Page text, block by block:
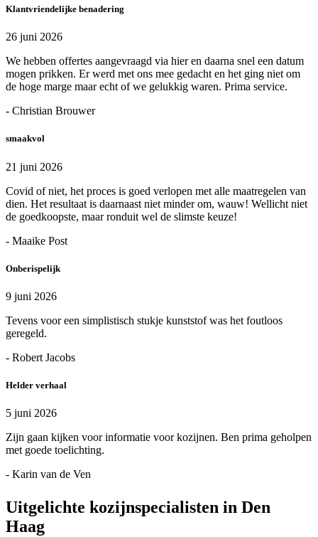
Klantvriendelijke benadering
26 juni 2026
We hebben offertes aangevraagd via hier en daarna snel een datum
mogen prikken. Er werd met ons mee gedacht en het ging niet om
de hoge marge maar echt of we gelukkig waren. Prima service.
- Christian Brouwer
smaakvol
21 juni 2026
Covid of niet, het proces is goed verlopen met alle maatregelen van
dien. Het resultaat is daarnaast niet minder om, wauw! Wellicht niet
de goedkoopste, maar ronduit wel de slimste keuze!
- Maaike Post
Onberispelijk
9 juni 2026
Tevens voor een simplistisch stukje kunststof was het foutloos
geregeld.
- Robert Jacobs
Helder verhaal
5 juni 2026
Zijn gaan kijken voor informatie voor kozijnen. Ben prima geholpen
met goede toelichting.
- Karin van de Ven
Uitgelichte kozijnspecialisten in Den
Haag